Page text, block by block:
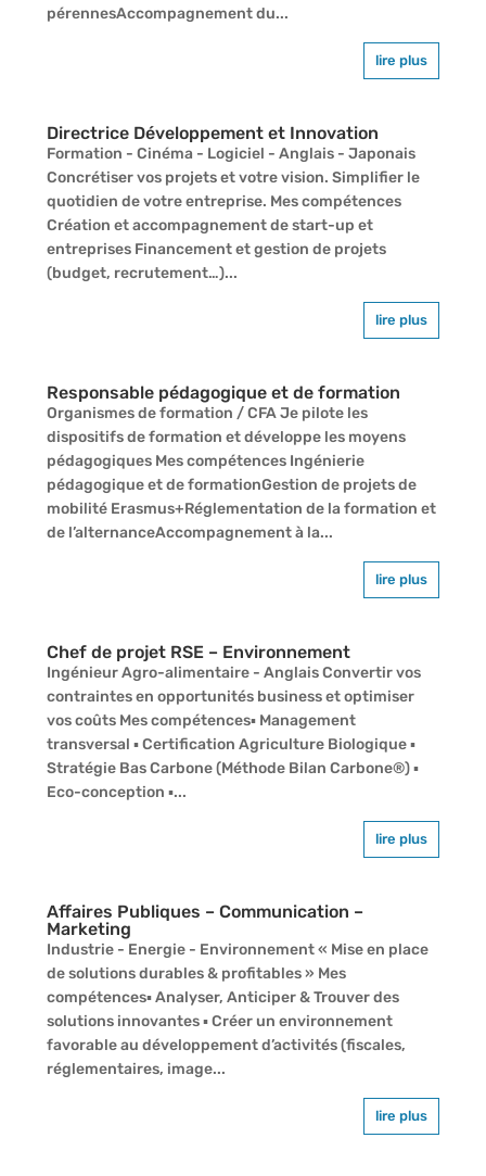
pérennesAccompagnement du...
lire plus
Directrice Développement et Innovation
Formation - Cinéma - Logiciel - Anglais - Japonais
Concrétiser vos projets et votre vision. Simplifier le
quotidien de votre entreprise. Mes compétences
Création et accompagnement de start-up et
entreprises Financement et gestion de projets
(budget, recrutement…)...
lire plus
Responsable pédagogique et de formation
Organismes de formation / CFA Je pilote les
dispositifs de formation et développe les moyens
pédagogiques Mes compétences Ingénierie
pédagogique et de formationGestion de projets de
mobilité Erasmus+Réglementation de la formation et
de l’alternanceAccompagnement à la...
lire plus
Chef de projet RSE – Environnement
Ingénieur Agro-alimentaire - Anglais Convertir vos
contraintes en opportunités business et optimiser
vos coûts Mes compétences▪ Management
transversal ▪ Certification Agriculture Biologique ▪
Stratégie Bas Carbone (Méthode Bilan Carbone®) ▪
Eco-conception ▪...
lire plus
Affaires Publiques – Communication –
Marketing
Industrie - Energie - Environnement « Mise en place
de solutions durables & profitables » Mes
compétences▪ Analyser, Anticiper & Trouver des
solutions innovantes ▪ Créer un environnement
favorable au développement d’activités (fiscales,
réglementaires, image...
lire plus